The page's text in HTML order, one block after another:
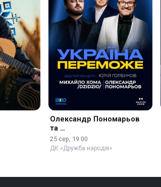
Олександр Пономарьов
та …
25 сер, 19:00
ДК «Дружба народів»